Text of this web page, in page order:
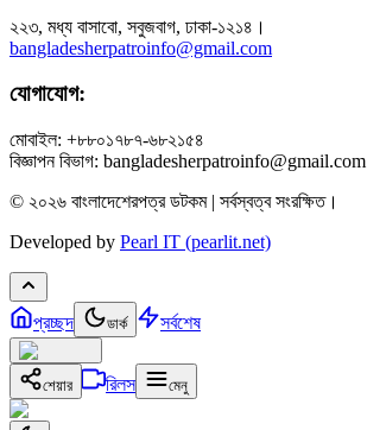
২২৩, মধ্য বাসাবো, সবুজবাগ, ঢাকা-১২১৪।
bangladesherpatroinfo@gmail.com
যোগাযোগ:
মোবাইল: +৮৮০১৭৮৭-৬৮২১৫৪
বিজ্ঞাপন বিভাগ: bangladesherpatroinfo@gmail.com
© ২০২৬ বাংলাদেশেরপত্র ডটকম | সর্বস্বত্ব সংরক্ষিত।
Developed by Pearl IT (pearlit.net)
প্রচ্ছদ ডার্ক সর্বশেষ
শেয়ার রিলস মেনু